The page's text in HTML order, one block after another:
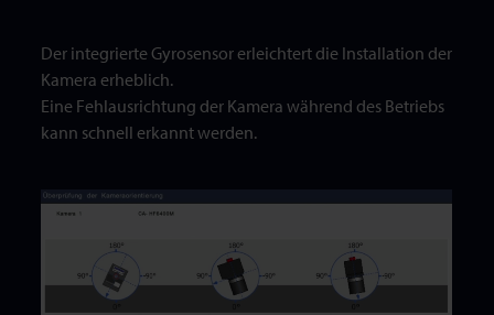
Der integrierte Gyrosensor erleichtert die Installation der
Kamera erheblich.
Eine Fehlausrichtung der Kamera während des Betriebs
kann schnell erkannt werden.